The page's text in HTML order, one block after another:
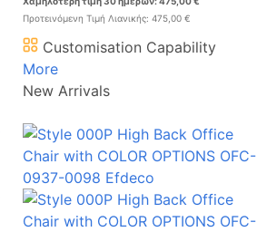
Προτεινόμενη Τιμή Λιανικής: 475,00 €
Customisation Capability
More
New Arrivals